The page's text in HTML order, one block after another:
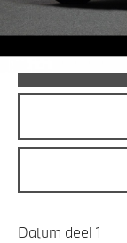
Datum deel 1